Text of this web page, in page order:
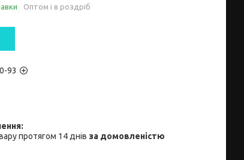
Оптом і в роздріб
93
протягом 14 днів за домовленістю